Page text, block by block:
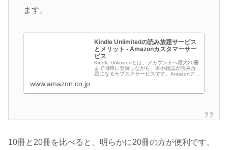
ます。
Kindle Unlimitedの読み放題サービス
とメリット - Amazonカスタマーサー
ビス
Kindle Unlimitedとは、アカウントへ最大20冊
まで同時に登録しながら、本や雑誌が読み放
題になるサブスクサービスです。Amazonアカ
www.amazon.co.jp
10冊と20冊を比べると、明らかに20冊の方が便利です。